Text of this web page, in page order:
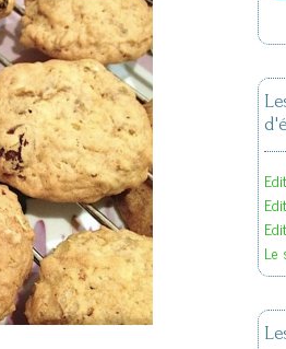
Le